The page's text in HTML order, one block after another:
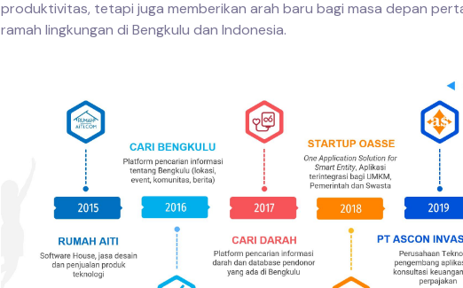
produktivitas, tetapi juga memberikan arah baru bagi masa depan
ramah lingkungan di Bengkulu dan Indonesia.